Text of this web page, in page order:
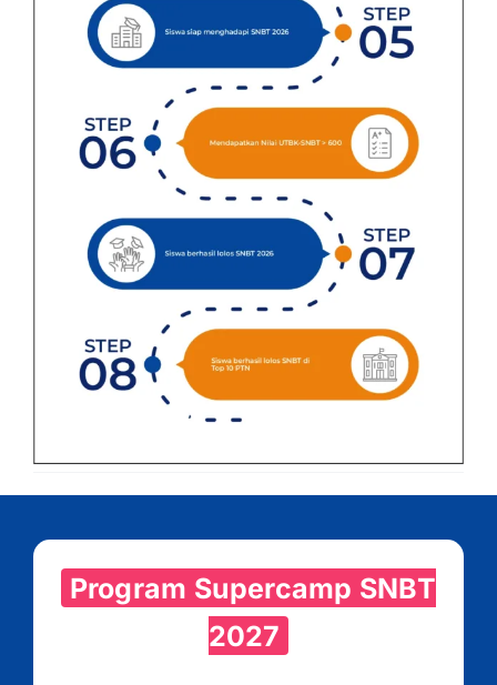
Program Supercamp SNBT
2027